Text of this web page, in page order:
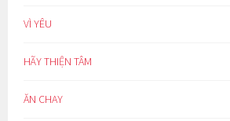
VÌ YÊU
HÃY THIỆN TÂM
ĂN CHAY